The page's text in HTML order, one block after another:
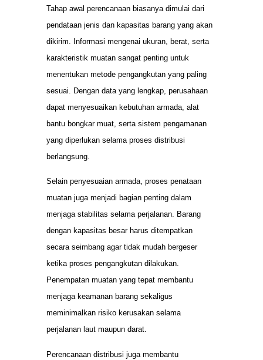
Tahap awal perencanaan biasanya dimulai dari
pendataan jenis dan kapasitas barang yang akan
dikirim. Informasi mengenai ukuran, berat, serta
karakteristik muatan sangat penting untuk
menentukan metode pengangkutan yang paling
sesuai. Dengan data yang lengkap, perusahaan
dapat menyesuaikan kebutuhan armada, alat
bantu bongkar muat, serta sistem pengamanan
yang diperlukan selama proses distribusi
berlangsung.
Selain penyesuaian armada, proses penataan
muatan juga menjadi bagian penting dalam
menjaga stabilitas selama perjalanan. Barang
dengan kapasitas besar harus ditempatkan
secara seimbang agar tidak mudah bergeser
ketika proses pengangkutan dilakukan.
Penempatan muatan yang tepat membantu
menjaga keamanan barang sekaligus
meminimalkan risiko kerusakan selama
perjalanan laut maupun darat.
Perencanaan distribusi juga membantu